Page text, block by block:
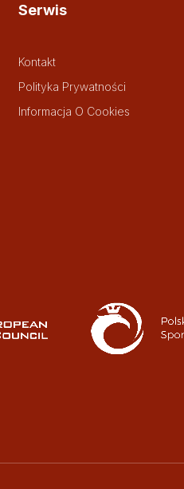
Serwis
Kontakt
Polityka Prywatności
Informacja O Cookies